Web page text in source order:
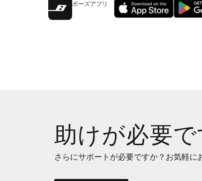
ボーズアプリ
助けが必要で
さらにサポートが必要ですか？お気軽に